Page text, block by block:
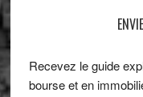
Recevez le guide
bourse et en